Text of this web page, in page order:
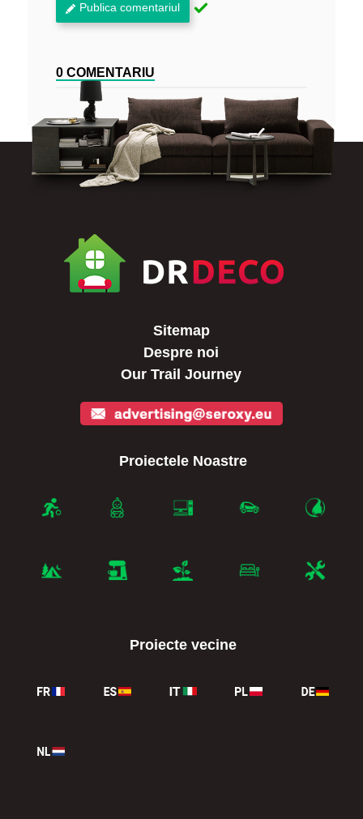
Publica comentariul
0 COMENTARIU
Sitemap
Despre noi
Our Trail Journey
Proiectele Noastre
Proiecte vecine